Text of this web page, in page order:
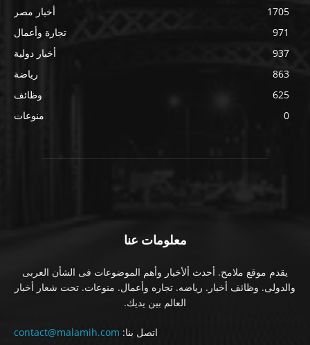
أخبار مصر
1705
تجارة وأعمال
971
أخبار دولية
937
رياضة
863
وظائف
625
منوعات
0
معلومات عنا
يقدم موقع ملامح. أحدث ألأخبار وأهم الموضوعات فى الشأن العربى
والدولى. وظائف أخبار. رياضه. تجاره وأعمال. منوعات. تحت شعار أخبار
العالم بين يديك.
اتصل بنا: contact@malamih.com